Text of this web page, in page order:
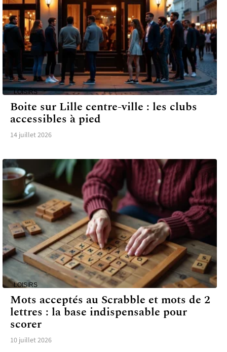
LOISIRS
Boite sur Lille centre-ville : les clubs
accessibles à pied
14 juillet 2026
LOISIRS
Mots acceptés au Scrabble et mots de 2
lettres : la base indispensable pour
scorer
10 juillet 2026